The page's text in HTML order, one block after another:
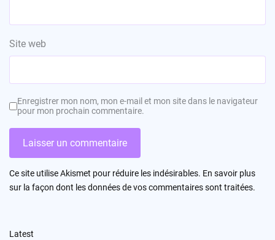
Site web
Enregistrer mon nom, mon e-mail et mon site dans le navigateur
pour mon prochain commentaire.
Ce site utilise Akismet pour réduire les indésirables. En savoir plus
sur la façon dont les données de vos commentaires sont traitées.
Latest